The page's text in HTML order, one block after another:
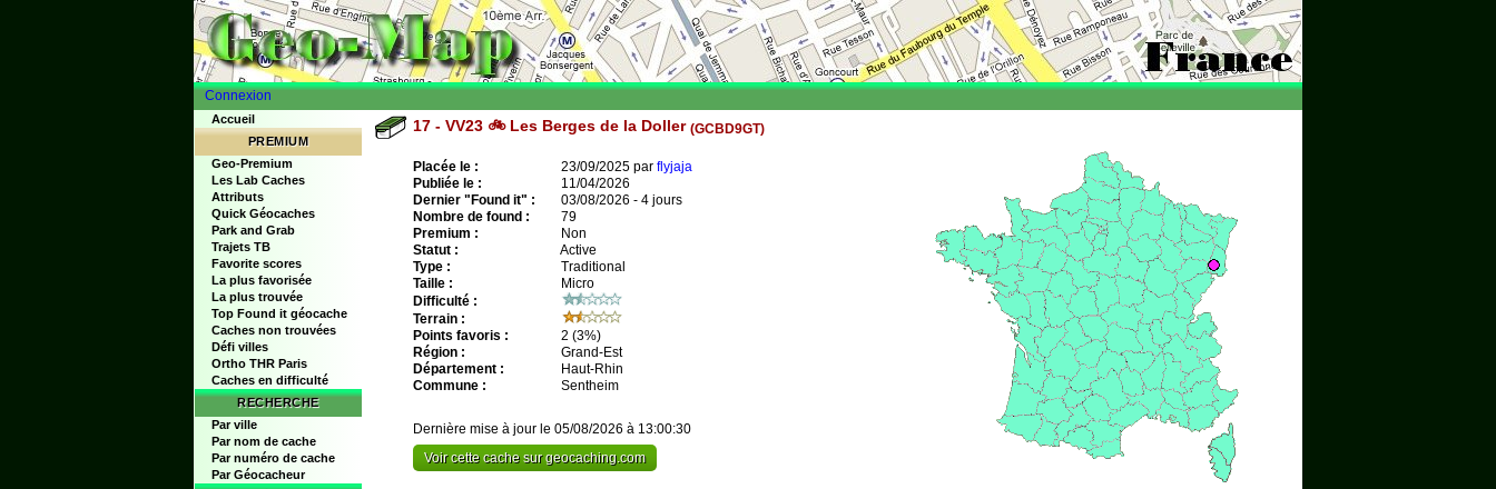
Connexion
Accueil
PREMIUM
Geo-Premium
Les Lab Caches
Attributs
Quick Géocaches
Park and Grab
Trajets TB
Favorite scores
La plus favorisée
La plus trouvée
Top Found it géocache
Caches non trouvées
Défi villes
Ortho THR Paris
Caches en difficulté
RECHERCHE
Par ville
Par nom de cache
Par numéro de cache
Par Géocacheur
17 - VV23 🚲 Les Berges de la Doller (GCBD9GT)
Placée le : 23/09/2025 par flyjaja
Publiée le :
11/04/2026
Dernier "Found it" :
03/08/2026 - 4 jours
Nombre de found :
79
Premium :
Non
Statut :
Active
Type :
Traditional
Taille :
Micro
Difficulté :
Terrain :
Points favoris :
2 (3%)
Région :
Grand-Est
Département :
Haut-Rhin
Commune :
Sentheim
Dernière mise à jour le 05/08/2026 à 13:00:30
Voir cette cache sur geocaching.com